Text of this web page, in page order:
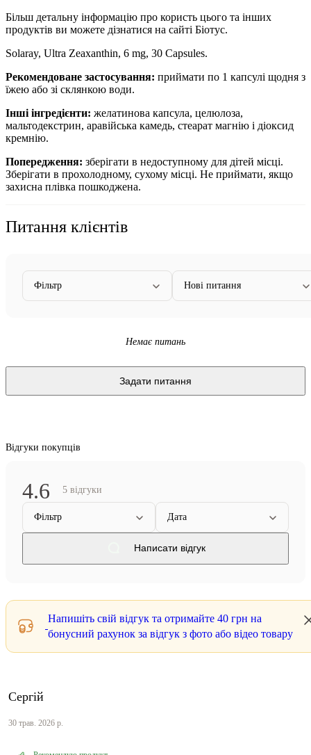
Більш детальну інформацію про користь цього та інших
продуктів ви можете дізнатися на сайті Біотус.
Solaray, Ultra Zeaxanthin, 6 mg, 30 Capsules.
Рекомендоване застосування: приймати по 1 капсулі щодня з
їжею або зі склянкою води.
Інші інгредієнти: желатинова капсула, целюлоза,
мальтодекстрин, аравійська камедь, стеарат магнію і діоксид
кремнію.
Попередження: зберігати в недоступному для дітей місці.
Зберігати в прохолодному, сухому місці. Не приймати, якщо
захисна плівка пошкоджена.
Питання клієнтів
Фільтр Нові питання
Немає питань
Задати питання
Відгуки покупців
4.6 5 відгуки
Фільтр Дата
Написати відгук
Напишіть свій відгук та отримайте 40 грн на
бонусний рахунок за відгук з фото або відео товару
Сергій
30 трав. 2026 р.